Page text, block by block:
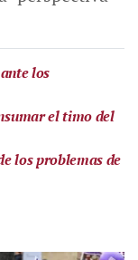
los
el timo del
los problemas de